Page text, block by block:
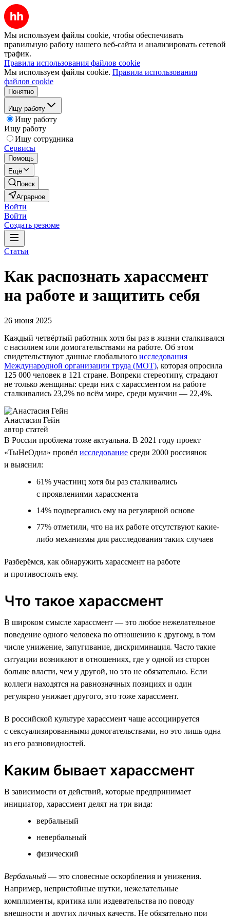
Мы используем файлы cookie, чтобы обеспечивать
правильную работу нашего веб-сайта и анализировать сетевой
трафик.
Правила использования файлов cookie
Мы используем файлы cookie. Правила использования
файлов cookie
Понятно
Ищу работу
Ищу работу
Ищу работу
Ищу сотрудника
Сервисы
Помощь
Ещё
Поиск
Аграрное
Войти
Войти
Создать резюме
Статьи
Как распознать харассмент
на работе и защитить себя
26 июня 2025
Каждый четвёртый работник хотя бы раз в жизни сталкивался
с насилием или домогательствами на работе. Об этом
свидетельствуют данные глобального исследования
Международной организации труда (МОТ), которая опросила
125 000 человек в 121 стране. Вопреки стереотипу, страдают
не только женщины: среди них с харассментом на работе
сталкивались 23,2% во всём мире, среди мужчин — 22,4%.
Анастасия Гейн
автор статей
В России проблема тоже актуальна. В 2021 году проект
«ТыНеОдна» провёл исследование среди 2000 россиянок
и выяснил:
61% участниц хотя бы раз сталкивались
с проявлениями харассмента
14% подвергались ему на регулярной основе
77% отметили, что на их работе отсутствуют какие-
либо механизмы для расследования таких случаев
Разберёмся, как обнаружить харассмент на работе
и противостоять ему.
Что такое харассмент
В широком смысле харассмент — это любое нежелательное
поведение одного человека по отношению к другому, в том
числе унижение, запугивание, дискриминация. Часто такие
ситуации возникают в отношениях, где у одной из сторон
больше власти, чем у другой, но это не обязательно. Если
коллеги находятся на равнозначных позициях и один
регулярно унижает другого, это тоже харассмент.
В российской культуре харассмент чаще ассоциируется
с сексуализированными домогательствами, но это лишь одна
из его разновидностей.
Каким бывает харассмент
В зависимости от действий, которые предпринимает
инициатор, харассмент делят на три вида:
вербальный
невербальный
физический
Вербальный — это словесные оскорбления и унижения.
Например, непристойные шутки, нежелательные
комплименты, критика или издевательства по поводу
внешности и других личных качеств. Не обязательно при